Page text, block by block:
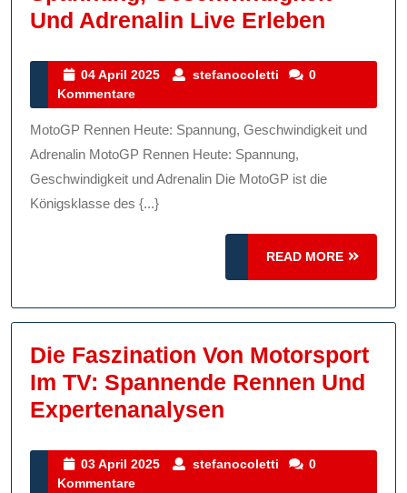
Und Adrenalin Live Erleben
Heute:
Und
Live
Erleben
04 April 2025
04
2025
stefanocoletti stefanocoletti
0
Kommentare
MotoGP Rennen Heute: Spannung, Geschwindigkeit und
Adrenalin MotoGP Rennen Heute: Spannung,
Geschwindigkeit und Adrenalin Die MotoGP ist die
Königsklasse des {...}
READ MORE
READ
MORE
Die Faszination Von Motorsport
Im TV: Spannende Rennen Und
Expertenanalysen
Von
03 April 2025
03
stefanocoletti stefanocoletti
0
Kommentare